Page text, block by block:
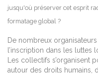
jusqu'où préserver cet esprit
formatage global ?
De nombreux
l’inscription dans les luttes
Les collectifs s’organisent
autour des droits humains,